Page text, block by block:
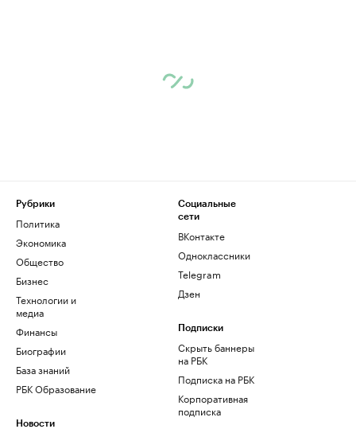
Рубрики
Политика
Экономика
Общество
Бизнес
Технологии и
медиа
Финансы
Биографии
База знаний
РБК Образование
Новости
Социальные
сети
ВКонтакте
Одноклассники
Telegram
Дзен
Подписки
Скрыть баннеры
на РБК
Подписка на РБК
Корпоративная
подписка